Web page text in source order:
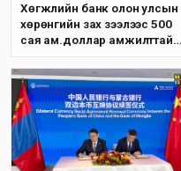
Хөгжлийн банк олон улсын
хөрөнгийн зах зээлээс 500
сая ам.доллар амжилттай
татаж, мэргэжлийн хөрөнгө
оруулагчдын итгэлийг
дахин баталгаажууллаа